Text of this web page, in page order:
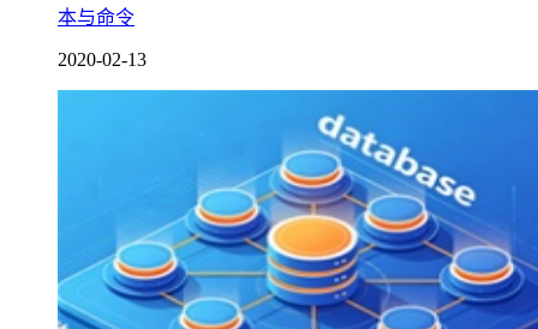
本与命令
2020-02-13